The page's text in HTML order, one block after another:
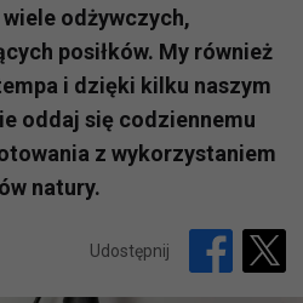
odżywczych,
posiłków. My również
i dzięki kilku naszym
oddaj się codziennemu
z wykorzystaniem
natury.
Udostępnij